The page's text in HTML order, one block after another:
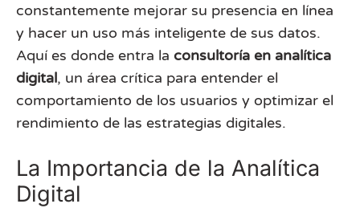
constantemente mejorar su presencia en línea
y hacer un uso más inteligente de sus datos.
Aquí es donde entra la consultoría en analítica
digital, un área crítica para entender el
comportamiento de los usuarios y optimizar el
rendimiento de las estrategias digitales.
La Importancia de la Analítica
Digital